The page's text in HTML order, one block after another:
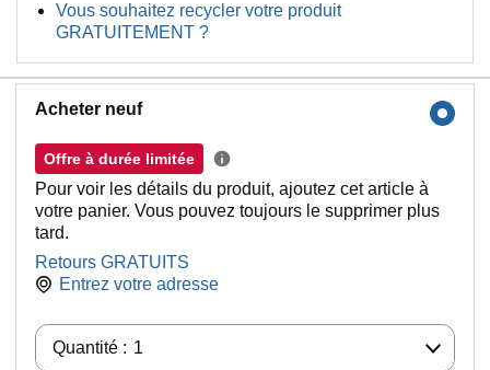
Vous souhaitez recycler votre produit
GRATUITEMENT ?
Acheter neuf
Offre à durée limitée
Pour voir les détails du produit, ajoutez cet article à
votre panier. Vous pouvez toujours le supprimer plus
tard.
Retours GRATUITS
Entrez votre adresse
Quantité : 1